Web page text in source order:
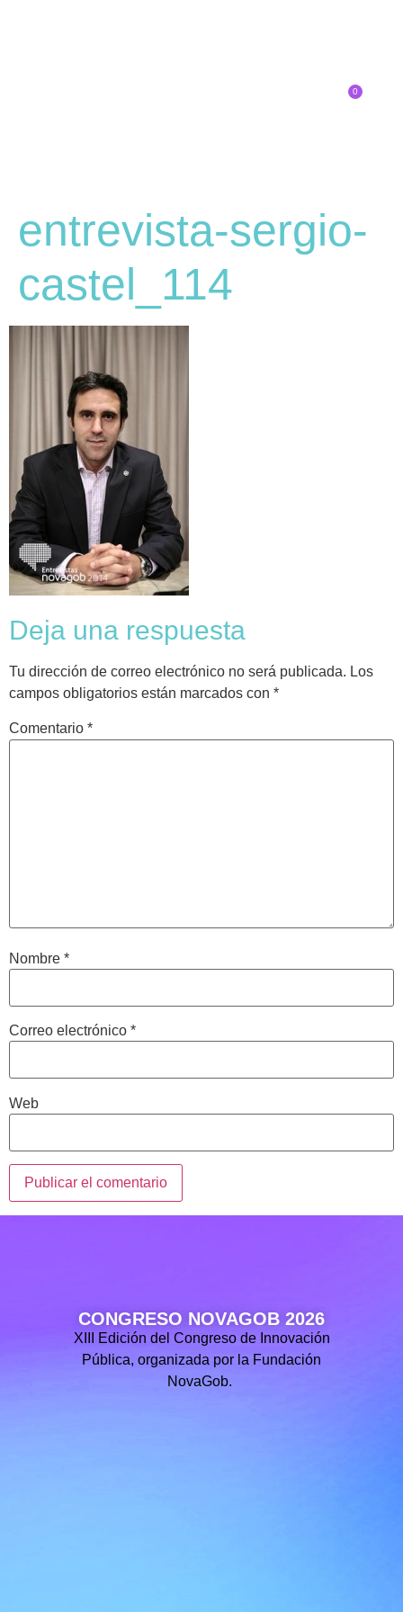
0
entrevista-sergio-
castel_114
Deja una respuesta
Tu dirección de correo electrónico no será publicada. Los
campos obligatorios están marcados con *
Comentario *
Nombre *
Correo electrónico *
Web
CONGRESO NOVAGOB 2026
XIII Edición del Congreso de Innovación
Pública, organizada por la Fundación
NovaGob.